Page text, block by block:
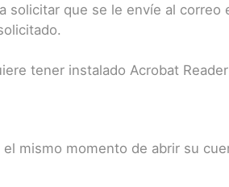
solicitar que se le envíe al
tener instalado Acrobat
mismo momento de abrir su